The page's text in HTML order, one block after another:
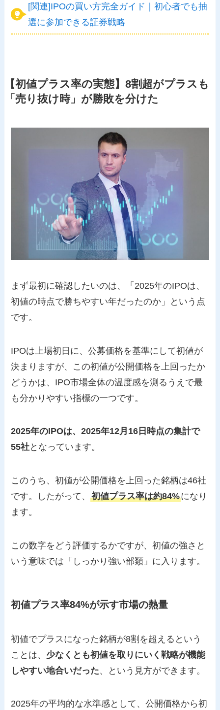
[関連]IPOの買い方完全ガイド｜初心者でも抽
選に参加できる証券戦略
【初値プラス率の実態】8割超がプラスも
「売り抜け時」が勝敗を分けた
まず最初に確認したいのは、「2025年のIPOは、
初値の時点で勝ちやすい年だったのか」という点
です。
IPOは上場初日に、公募価格を基準にして初値が
決まりますが、この初値が公開価格を上回ったか
どうかは、IPO市場全体の温度感を測るうえで最
も分かりやすい指標の一つです。
2025年のIPOは、2025年12月16日時点の集計で
55社となっています。
このうち、初値が公開価格を上回った銘柄は46社
です。したがって、初値プラス率は約84%になり
ます。
この数字をどう評価するかですが、初値の強さと
いう意味では「しっかり強い部類」に入ります。
初値プラス率84%が示す市場の熱量
初値でプラスになった銘柄が8割を超えるという
ことは、 少なくとも初値を取りにいく戦略が機能
しやすい地合いだった、という見方ができます。
2025年の平均的な水準感として、公開価格から初